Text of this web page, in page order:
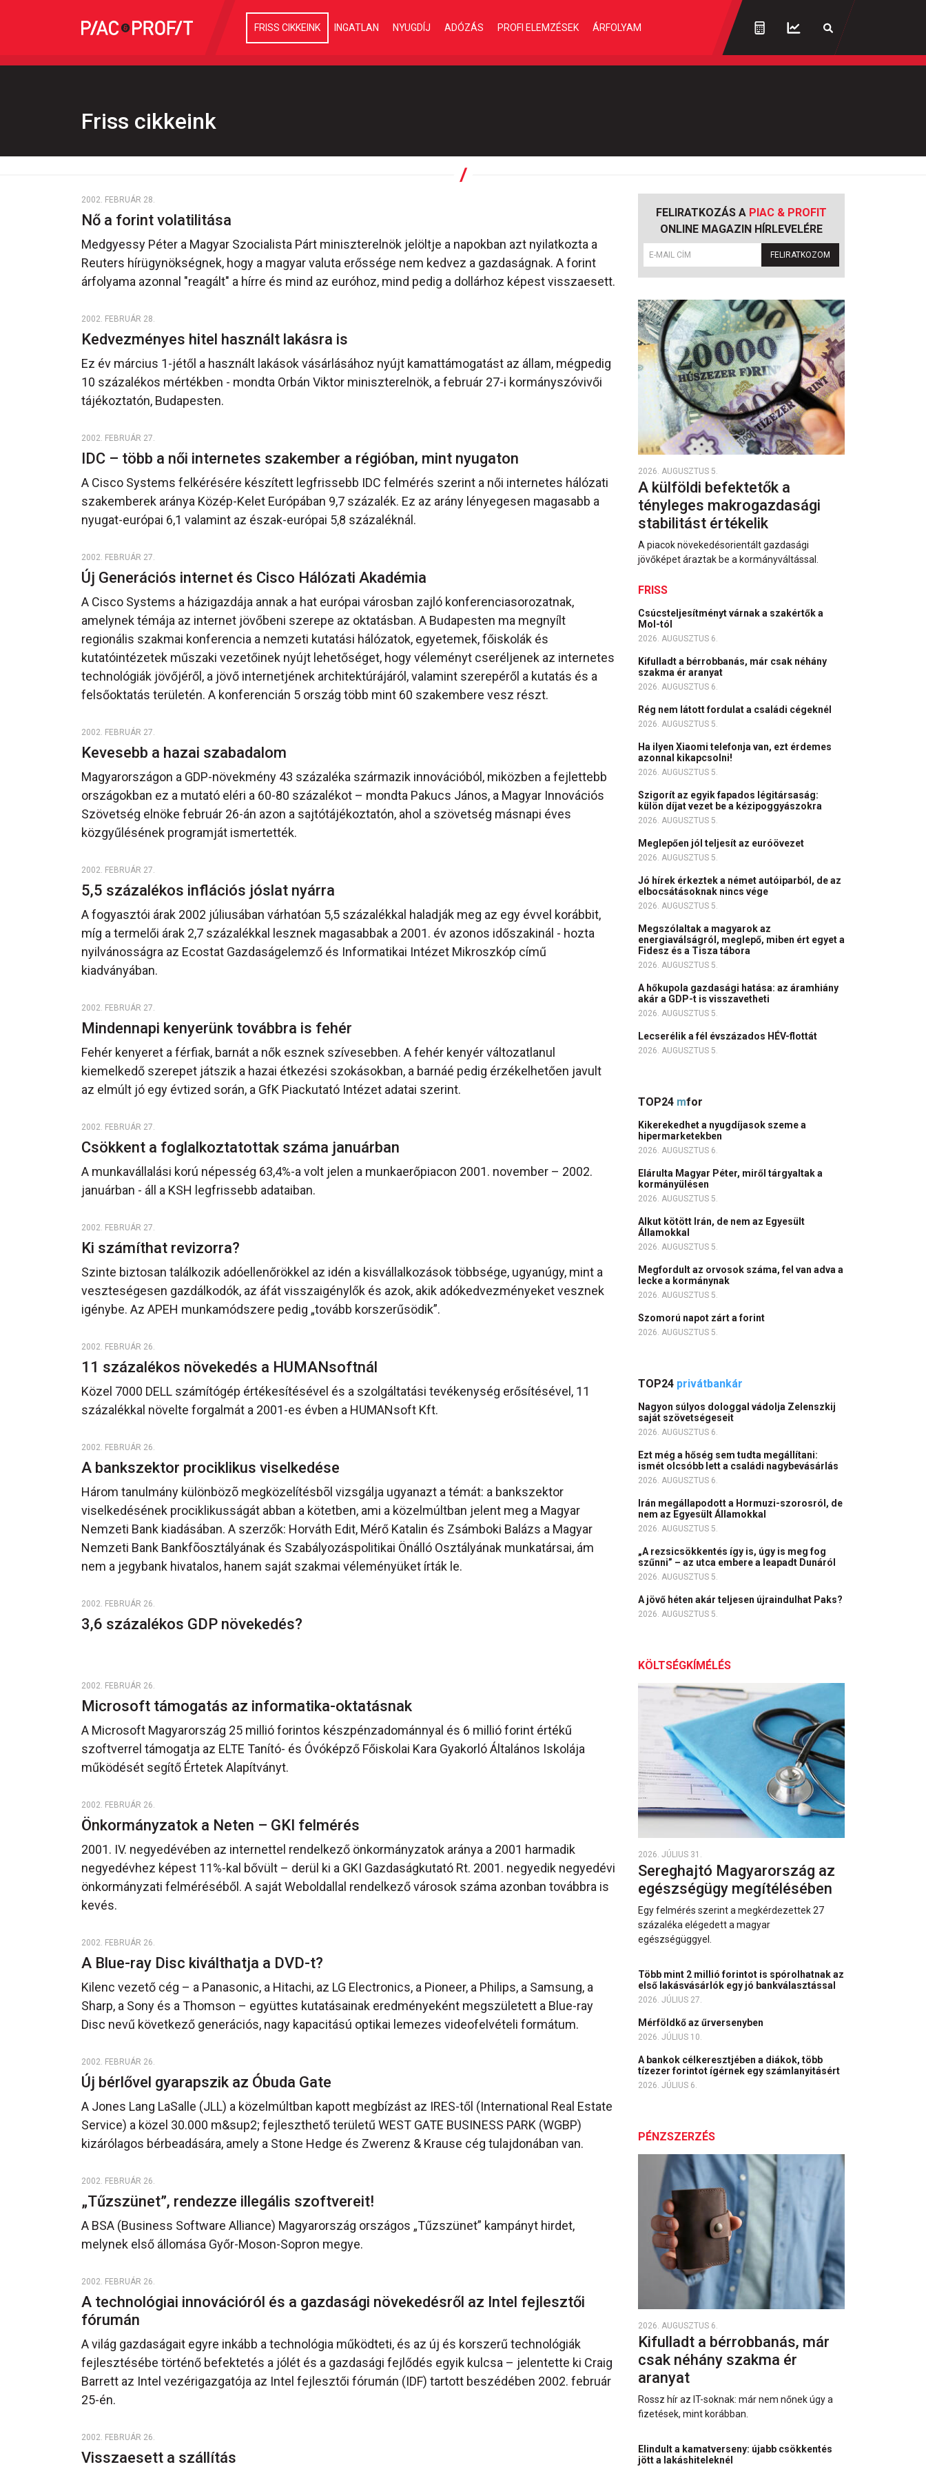
FRISS CIKKEINK INGATLAN NYUGDÍJ ADÓZÁS PROFI ELEMZÉSEK ÁRFOLYAM
Friss cikkeink
2002. FEBRUÁR 28.
Nő a forint volatilitása
Medgyessy Péter a Magyar Szocialista Párt miniszterelnök jelöltje a napokban azt nyilatkozta a
Reuters hírügynökségnek, hogy a magyar valuta erőssége nem kedvez a gazdaságnak. A forint
árfolyama azonnal "reagált" a hírre és mind az euróhoz, mind pedig a dollárhoz képest visszaesett.
2002. FEBRUÁR 28.
Kedvezményes hitel használt lakásra is
Ez év március 1-jétől a használt lakások vásárlásához nyújt kamattámogatást az állam, mégpedig
10 százalékos mértékben - mondta Orbán Viktor miniszterelnök, a február 27-i kormányszóvivői
tájékoztatón, Budapesten.
2002. FEBRUÁR 27.
IDC – több a női internetes szakember a régióban, mint nyugaton
A Cisco Systems felkérésére készített legfrissebb IDC felmérés szerint a női internetes hálózati
szakemberek aránya Közép-Kelet Európában 9,7 százalék. Ez az arány lényegesen magasabb a
nyugat-európai 6,1 valamint az észak-európai 5,8 százaléknál.
2002. FEBRUÁR 27.
Új Generációs internet és Cisco Hálózati Akadémia
A Cisco Systems a házigazdája annak a hat európai városban zajló konferenciasorozatnak,
amelynek témája az internet jövőbeni szerepe az oktatásban. A Budapesten ma megnyílt
regionális szakmai konferencia a nemzeti kutatási hálózatok, egyetemek, főiskolák és
kutatóintézetek műszaki vezetőinek nyújt lehetőséget, hogy véleményt cseréljenek az internetes
technológiák jövőjéről, a jövő internetjének architektúrájáról, valamint szerepéről a kutatás és a
felsőoktatás területén. A konferencián 5 ország több mint 60 szakembere vesz részt.
2002. FEBRUÁR 27.
Kevesebb a hazai szabadalom
Magyarországon a GDP-növekmény 43 százaléka származik innovációból, miközben a fejlettebb
országokban ez a mutató eléri a 60-80 százalékot – mondta Pakucs János, a Magyar Innovációs
Szövetség elnöke február 26-án azon a sajtótájékoztatón, ahol a szövetség másnapi éves
közgyűlésének programját ismertették.
2002. FEBRUÁR 27.
5,5 százalékos inflációs jóslat nyárra
A fogyasztói árak 2002 júliusában várhatóan 5,5 százalékkal haladják meg az egy évvel korábbit,
míg a termelői árak 2,7 százalékkal lesznek magasabbak a 2001. év azonos időszakinál - hozta
nyilvánosságra az Ecostat Gazdaságelemző és Informatikai Intézet Mikroszkóp című
kiadványában.
2002. FEBRUÁR 27.
Mindennapi kenyerünk továbbra is fehér
Fehér kenyeret a férfiak, barnát a nők esznek szívesebben. A fehér kenyér változatlanul
kiemelkedő szerepet játszik a hazai étkezési szokásokban, a barnáé pedig érzékelhetően javult
az elmúlt jó egy évtized során, a GfK Piackutató Intézet adatai szerint.
2002. FEBRUÁR 27.
Csökkent a foglalkoztatottak száma januárban
A munkavállalási korú népesség 63,4%-a volt jelen a munkaerőpiacon 2001. november – 2002.
januárban - áll a KSH legfrissebb adataiban.
2002. FEBRUÁR 27.
Ki számíthat revizorra?
Szinte biztosan találkozik adóellenőrökkel az idén a kisvállalkozások többsége, ugyanúgy, mint a
veszteségesen gazdálkodók, az áfát visszaigénylők és azok, akik adókedvezményeket vesznek
igénybe. Az APEH munkamódszere pedig „tovább korszerűsödik”.
2002. FEBRUÁR 26.
11 százalékos növekedés a HUMANsoftnál
Közel 7000 DELL számítógép értékesítésével és a szolgáltatási tevékenység erősítésével, 11
százalékkal növelte forgalmát a 2001-es évben a HUMANsoft Kft.
2002. FEBRUÁR 26.
A bankszektor prociklikus viselkedése
Három tanulmány különbözõ megközelítésbõl vizsgálja ugyanazt a témát: a bankszektor
viselkedésének prociklikusságát abban a kötetben, ami a közelmúltban jelent meg a Magyar
Nemzeti Bank kiadásában. A szerzők: Horváth Edit, Mérő Katalin és Zsámboki Balázs a Magyar
Nemzeti Bank Bankfõosztályának és Szabályozáspolitikai Önálló Osztályának munkatársai, ám
nem a jegybank hivatalos, hanem saját szakmai véleményüket írták le.
2002. FEBRUÁR 26.
3,6 százalékos GDP növekedés?
2002. FEBRUÁR 26.
Microsoft támogatás az informatika-oktatásnak
A Microsoft Magyarország 25 millió forintos készpénzadománnyal és 6 millió forint értékű
szoftverrel támogatja az ELTE Tanító- és Óvóképző Főiskolai Kara Gyakorló Általános Iskolája
működését segítő Értetek Alapítványt.
2002. FEBRUÁR 26.
Önkormányzatok a Neten – GKI felmérés
2001. IV. negyedévében az internettel rendelkező önkormányzatok aránya a 2001 harmadik
negyedévhez képest 11%-kal bővült – derül ki a GKI Gazdaságkutató Rt. 2001. negyedik negyedévi
önkormányzati felméréséből. A saját Weboldallal rendelkező városok száma azonban továbbra is
kevés.
2002. FEBRUÁR 26.
A Blue-ray Disc kiválthatja a DVD-t?
Kilenc vezető cég – a Panasonic, a Hitachi, az LG Electronics, a Pioneer, a Philips, a Samsung, a
Sharp, a Sony és a Thomson – együttes kutatásainak eredményeként megszületett a Blue-ray
Disc nevű következő generációs, nagy kapacitású optikai lemezes videofelvételi formátum.
2002. FEBRUÁR 26.
Új bérlővel gyarapszik az Óbuda Gate
A Jones Lang LaSalle (JLL) a közelmúltban kapott megbízást az IRES-től (International Real Estate
Service) a közel 30.000 m&sup2; fejleszthető területű WEST GATE BUSINESS PARK (WGBP)
kizárólagos bérbeadására, amely a Stone Hedge és Zwerenz & Krause cég tulajdonában van.
2002. FEBRUÁR 26.
„Tűzszünet”, rendezze illegális szoftvereit!
A BSA (Business Software Alliance) Magyarország országos „Tűzszünet” kampányt hirdet,
melynek első állomása Győr-Moson-Sopron megye.
2002. FEBRUÁR 26.
A technológiai innovációról és a gazdasági növekedésről az Intel fejlesztői
fórumán
A világ gazdaságait egyre inkább a technológia működteti, és az új és korszerű technológiák
fejlesztésébe történő befektetés a jólét és a gazdasági fejlődés egyik kulcsa – jelentette ki Craig
Barrett az Intel vezérigazgatója az Intel fejlesztői fórumán (IDF) tartott beszédében 2002. február
25-én.
2002. FEBRUÁR 26.
Visszaesett a szállítás
FELIRATKOZÁS A PIAC & PROFIT
ONLINE MAGAZIN HÍRLEVELÉRE
FELIRATKOZOM
2026. AUGUSZTUS 5.
A külföldi befektetők a
tényleges makrogazdasági
stabilitást értékelik
A piacok növekedésorientált gazdasági
jövőképet áraztak be a kormányváltással.
FRISS
Csúcsteljesítményt várnak a szakértők a
Mol-tól
2026. AUGUSZTUS 6.
Kifulladt a bérrobbanás, már csak néhány
szakma ér aranyat
2026. AUGUSZTUS 6.
Rég nem látott fordulat a családi cégeknél
2026. AUGUSZTUS 5.
Ha ilyen Xiaomi telefonja van, ezt érdemes
azonnal kikapcsolni!
2026. AUGUSZTUS 5.
Szigorít az egyik fapados légitársaság:
külön díjat vezet be a kézipoggyászokra
2026. AUGUSZTUS 5.
Meglepően jól teljesít az euróövezet
2026. AUGUSZTUS 5.
Jó hírek érkeztek a német autóiparból, de az
elbocsátásoknak nincs vége
2026. AUGUSZTUS 5.
Megszólaltak a magyarok az
energiaválságról, meglepő, miben ért egyet a
Fidesz és a Tisza tábora
2026. AUGUSZTUS 5.
A hőkupola gazdasági hatása: az áramhiány
akár a GDP-t is visszavetheti
2026. AUGUSZTUS 5.
Lecserélik a fél évszázados HÉV-flottát
2026. AUGUSZTUS 5.
TOP24 mfor
Kikerekedhet a nyugdíjasok szeme a
hipermarketekben
2026. AUGUSZTUS 6.
Elárulta Magyar Péter, miről tárgyaltak a
kormányülésen
2026. AUGUSZTUS 5.
Alkut kötött Irán, de nem az Egyesült
Államokkal
2026. AUGUSZTUS 5.
Megfordult az orvosok száma, fel van adva a
lecke a kormánynak
2026. AUGUSZTUS 5.
Szomorú napot zárt a forint
2026. AUGUSZTUS 5.
TOP24 privátbankár
Nagyon súlyos dologgal vádolja Zelenszkij
saját szövetségeseit
2026. AUGUSZTUS 6.
Ezt még a hőség sem tudta megállítani:
ismét olcsóbb lett a családi nagybevásárlás
2026. AUGUSZTUS 6.
Irán megállapodott a Hormuzi-szorosról, de
nem az Egyesült Államokkal
2026. AUGUSZTUS 5.
„A rezsicsökkentés így is, úgy is meg fog
szűnni” – az utca embere a leapadt Dunáról
2026. AUGUSZTUS 5.
A jövő héten akár teljesen újraindulhat Paks?
2026. AUGUSZTUS 5.
KÖLTSÉGKÍMÉLÉS
2026. JÚLIUS 31.
Sereghajtó Magyarország az
egészségügy megítélésében
Egy felmérés szerint a megkérdezettek 27
százaléka elégedett a magyar
egészségüggyel.
Több mint 2 millió forintot is spórolhatnak az
első lakásvásárlók egy jó bankválasztással
2026. JÚLIUS 27.
Mérföldkő az űrversenyben
2026. JÚLIUS 10.
A bankok célkeresztjében a diákok, több
tízezer forintot ígérnek egy számlanyitásért
2026. JÚLIUS 6.
PÉNZSZERZÉS
2026. AUGUSZTUS 6.
Kifulladt a bérrobbanás, már
csak néhány szakma ér
aranyat
Rossz hír az IT-soknak: már nem nőnek úgy a
fizetések, mint korábban.
Elindult a kamatverseny: újabb csökkentés
jött a lakáshiteleknél